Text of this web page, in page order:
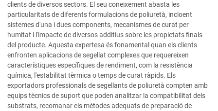
clients de diversos sectors. El seu coneixement abasta les
particularitats de diferents formulacions de poliuretà, incloent
sistemes d'una i dues components, mecanismes de curat per
humitat i l'impacte de diversos additius sobre les propietats finals
del producte. Aquesta expertesa és fonamental quan els clients
enfronten aplicacions de segellat complexes que requereixen
característiques específiques de rendiment, com la resistència
química, l'estabilitat tèrmica o temps de curat ràpids. Els
exportadors professionals de segellants de poliuretà compten amb
equips tècnics de suport que poden analitzar la compatibilitat dels
substrats, recomanar els mètodes adequats de preparació de